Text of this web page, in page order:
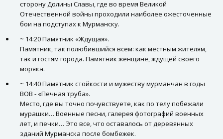
сторону Долины Славы, где во время Великой
Отечественной войны проходили наиболее ожесточенные
бои на подступах к Мурманску.
~ 14:20 Памятник «Ждущая».
Памятник, так полюбившийся всем: как местным жителям,
так и гостям города. Памятник женщине, ждущей своего
моряка.
~ 14:40 Памятник стойкости и мужеству мурманчан в годы
ВОВ - «Печная труба».
Место, где вы точно почувствуете, как по телу побежали
мурашки… Военные песни, галерея фотографий военных
лет, и печки… Это все, что оставалось от деревянных
зданий Мурманска после бомбежек.